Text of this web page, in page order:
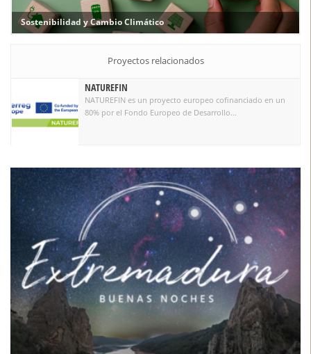
Sostenibilidad y Cambio Climático
Proyectos relacionados
NATUREFIN
NATUREFIN es un proyecto europeo cofinanciado en un
80% por el Fondo Europeo de Desarrollo...